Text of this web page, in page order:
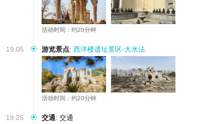
活动时间：约20分钟
19:05 游览景点: 西洋楼遗址景区-大水法
活动时间：约20分钟
19:25 交通: 交通